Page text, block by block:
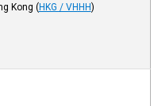
Kong (HKG / VHHH)